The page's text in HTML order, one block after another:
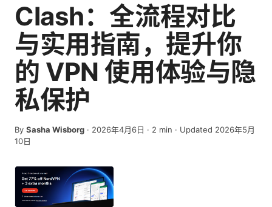
Clash：全流程对比
与实用指南，提升你
的 VPN 使用体验与隐
私保护
By Sasha Wisborg · 2026年4月6日 · 2 min · Updated 2026年5月
10日